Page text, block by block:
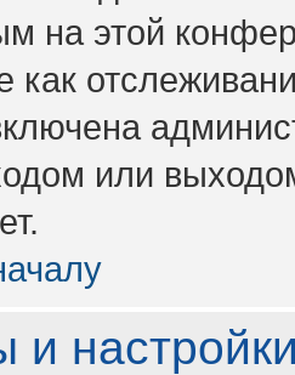
на этой
как
или